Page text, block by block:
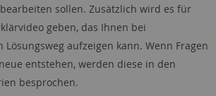
sollen. Zusätzlich wird es für
geben, das Ihnen bei
Lösungsweg aufzeigen kann. Wenn Fragen
entstehen, werden diese in den
besprochen.